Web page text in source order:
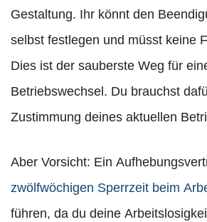
Gestaltung. Ihr könnt den
selbst festlegen und müsst keine
Dies ist der sauberste Weg für
Betriebswechsel. Du brauchst
Zustimmung deines aktuellen
Aber Vorsicht: Ein
zwölfwöchigen Sperrzeit beim
führen, da du deine